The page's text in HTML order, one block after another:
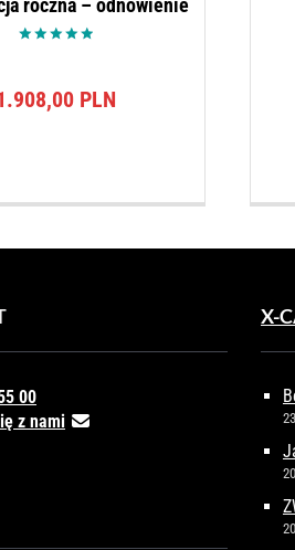
roczna – odnowienie
PLN
00
z nami
X-